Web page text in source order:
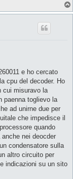
e ho cercato
cpu del decoder. Ho
cui misuravo la
paenna toglievo la
ad unirne due per
che impedisce il
quando
nei deocder
condensatore sulla
altro circuito per
indicazioni su un sito